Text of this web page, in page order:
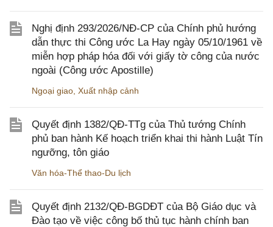
Nghị định 293/2026/NĐ-CP của Chính phủ hướng
dẫn thực thi Công ước La Hay ngày 05/10/1961 về
miễn hợp pháp hóa đối với giấy tờ công của nước
ngoài (Công ước Apostille)
Ngoại giao Xuất nhập cảnh
Quyết định 1382/QĐ-TTg của Thủ tướng Chính
phủ ban hành Kế hoạch triển khai thi hành Luật Tín
ngưỡng, tôn giáo
Văn hóa-Thể thao-Du lịch
Quyết định 2132/QĐ-BGDĐT của Bộ Giáo dục và
Đào tạo về việc công bố thủ tục hành chính ban